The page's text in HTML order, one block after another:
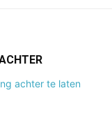
achter te laten